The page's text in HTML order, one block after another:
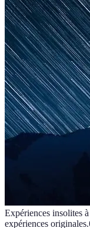
Expériences insolites
expériences originales.